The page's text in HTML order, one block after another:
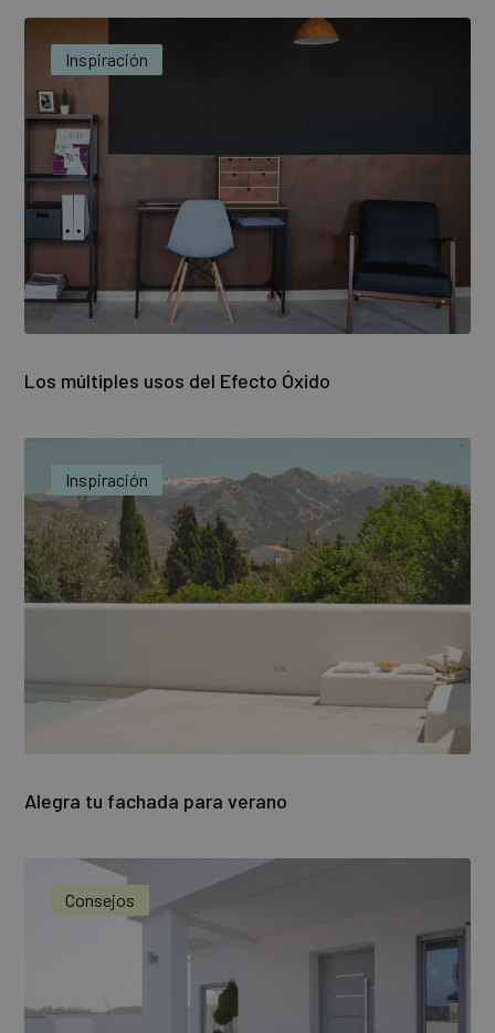
Inspiración
Los múltiples usos del Efecto Óxido
Inspiración
Alegra tu fachada para verano
Consejos